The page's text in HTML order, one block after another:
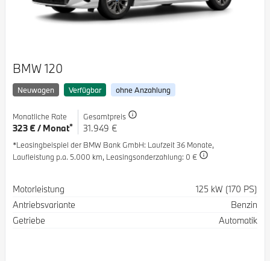
BMW 120
Neuwagen Verfügbar ohne Anzahlung
Monatliche Rate
323 € / Monat*
Gesamtpreis
31.949 €
*Leasingbeispiel der BMW Bank GmbH: Laufzeit 36 Monate,
Laufleistung p.a. 5.000 km, Leasingsonderzahlung: 0 €
Spezifikation
Motorleistung
125 kW (170 PS)
Antriebsvariante
Benzin
Getriebe
Automatik